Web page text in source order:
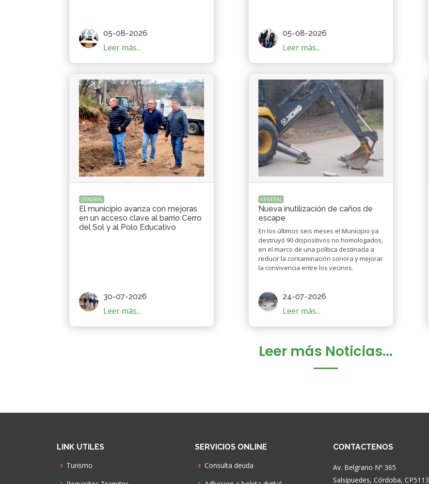
05-08-2026
Leer más...
05-08-2026
Leer más...
GENERAL
El municipio avanza con mejoras
en un acceso clave al barrio Cerro
del Sol y al Polo Educativo
30-07-2026
Leer más...
GENERAL
Nueva inutilización de caños de
escape
En los últimos seis meses el Municipio ya
destruyó 90 dispositivos no homologados,
en el marco de una política destinada a
reducir la contaminación sonora y mejorar
la convivencia entre los vecinos.
24-07-2026
Leer más...
Leer más Noticias...
LINK UTILES
Turismo
SERVICIOS ONLINE
Consulta deuda
CONTACTENOS
Av. Belgrano Nº 365
Salsipuedes, Córdoba, CP5113